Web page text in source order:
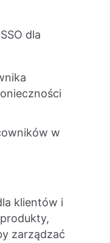
dla
w
klientów i
zarządzać